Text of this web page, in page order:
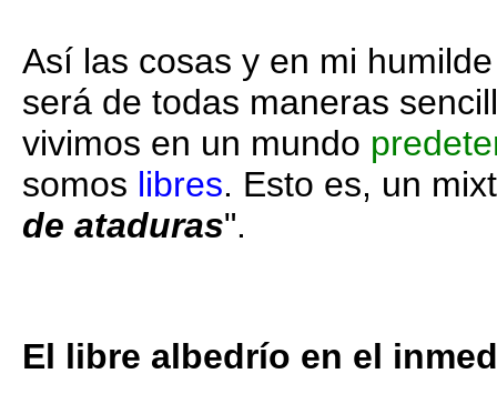
Así las cosas y en mi
será de todas maneras
vivimos en un mundo
somos libres. Esto es, un
de ataduras".
El libre albedrío en el